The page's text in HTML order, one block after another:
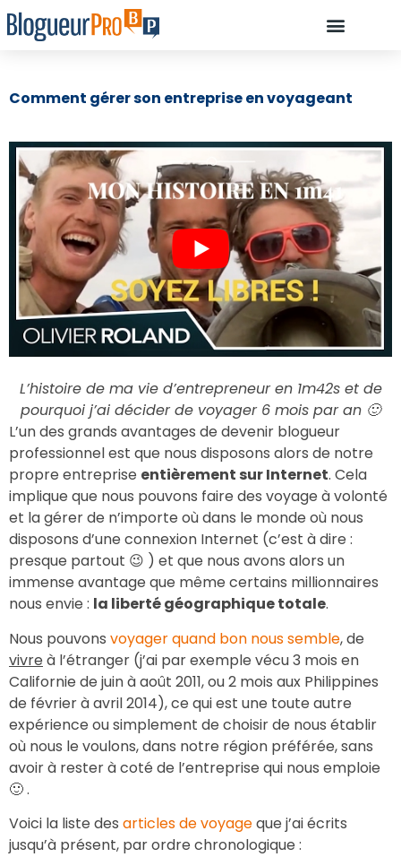
Comment gérer son entreprise en voyageant
L’histoire de ma vie d’entrepreneur en 1m42s et de
pourquoi j’ai décider de voyager 6 mois par an 🙂
L’un des grands avantages de devenir blogueur
professionnel est que nous disposons alors de notre
propre entreprise entièrement sur Internet. Cela
implique que nous pouvons faire des voyage à volonté
et la gérer de n’importe où dans le monde où nous
disposons d’une connexion Internet (c’est à dire :
presque partout 😉 ) et que nous avons alors un
immense avantage que même certains millionnaires
nous envie : la liberté géographique totale.
Nous pouvons voyager quand bon nous semble, de
vivre à l’étranger (j’ai par exemple vécu 3 mois en
Californie de juin à août 2011, ou 2 mois aux Philippines
de février à avril 2014), ce qui est une toute autre
expérience ou simplement de choisir de nous établir
où nous le voulons, dans notre région préférée, sans
avoir à rester à coté de l’entreprise qui nous emploie
🙂 .
Voici la liste des articles de voyageque j’ai écrits
jusqu’à présent, par ordre chronologique :